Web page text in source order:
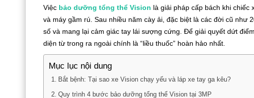
Việc bảo dưỡng tổng thể Vision là giải pháp cấp bách khi chiếc
và máy gầm rú. Sau nhiều năm cày ải, đặc biệt là các đời cũ
số và mang lại cảm giác tay lái sượng cứng. Để giải quyết dứt
diện từ trong ra ngoài chính là “liều thuốc” hoàn hảo nhất.
Mục lục nội dung
Bắt bệnh: Tại sao xe Vision chạy yếu và láp xe tay ga kêu?
Quy trình 4 bước bảo dưỡng tổng thể Vision tại 3MP